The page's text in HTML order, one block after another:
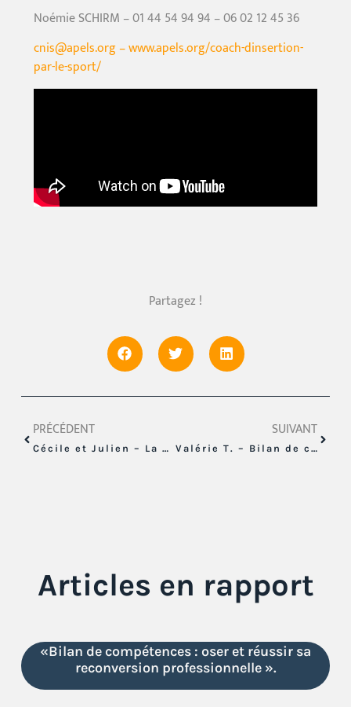
Noémie SCHIRM – 01 44 54 94 94 – 06 02 12 45 36
cnis@apels.org –www.apels.org/coach-dinsertion-
par-le-sport/
Partagez !
PRÉCÉDENT
Cécile et Julien – La Céramique à Portée de Mains
SUIVANT
Valérie T. – Bilan de compétences
Articles en rapport
«Bilan de compétences : oser et réussir sa
reconversion professionnelle ».